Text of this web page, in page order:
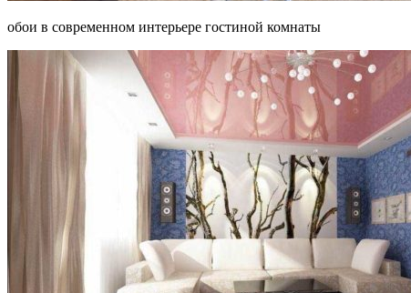
обои в современном интерьере гостиной комнаты